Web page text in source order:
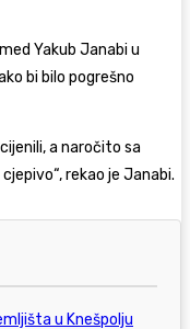
Yakub Janabi u
bi bilo pogrešno
a naročito sa
rekao je Janabi.